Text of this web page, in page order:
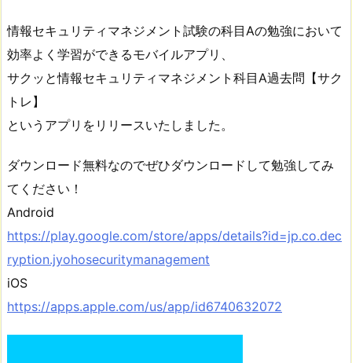
情報セキュリティマネジメント試験の科目Aの勉強において
効率よく学習ができるモバイルアプリ、
サクッと情報セキュリティマネジメント科目A過去問【サク
トレ】
というアプリをリリースいたしました。
ダウンロード無料なのでぜひダウンロードして勉強してみ
てください！
Android
https://play.google.com/store/apps/details?id=jp.co.dec
ryption.jyohosecuritymanagement
iOS
https://apps.apple.com/us/app/id6740632072